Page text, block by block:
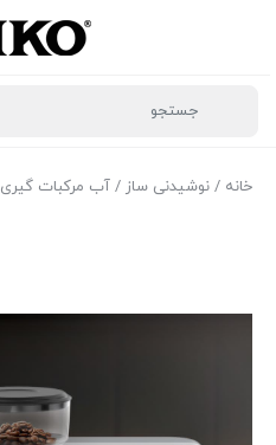
خانه / نوشیدنی ساز / آب مرکبات گیری